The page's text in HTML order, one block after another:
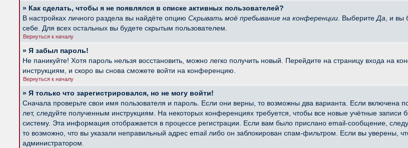
» Как сделать, чтобы я не появлялся в списке активных пользователей?
В настройках личного раздела вы найдёте опцию Скрывать моё пребывание на конференции . Выберите Да , и
себе. Для всех остальных вы будете скрытым пользователем.
Вернуться к началу
» Я забыл пароль!
Не паникуйте! Хотя пароль нельзя восстановить, можно легко получить новый. Перейдите на страницу входа на
инструкциям, и скоро вы снова сможете войти на конференцию.
Вернуться к началу
» Я только что зарегистрировался, но не могу войти!
Сначала проверьте свои имя пользователя и пароль. Если они верны, то возможны два варианта. Если включена
лет, следуйте полученным инструкциям. На некоторых конференциях требуется, чтобы все новые учётные
систему. Эта информация отображается в процессе регистрации. Если вам было прислано email-сообщение,
то возможно, что вы указали неправильный адрес email либо он заблокирован спам-фильтром. Если вы уверены,
администратором.